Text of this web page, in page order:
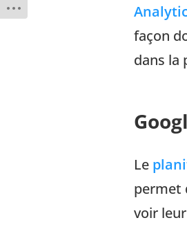
façon
dans la
Le
permet
voir